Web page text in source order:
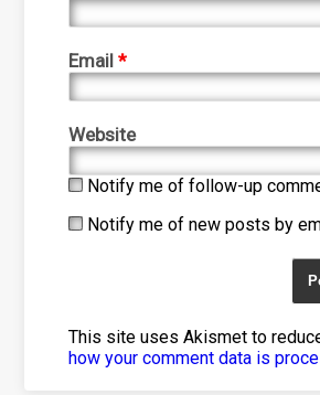
Email*
Website
Notify me of follow-up
Notify me of new posts by
This site uses Akismet to
how your comment data is